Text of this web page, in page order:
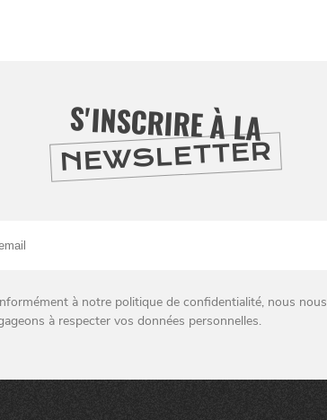
S'INSCRIRE À LA
NEWSLETTER
à notre politique de confidentialité, nous nous
à respecter vos données personnelles.